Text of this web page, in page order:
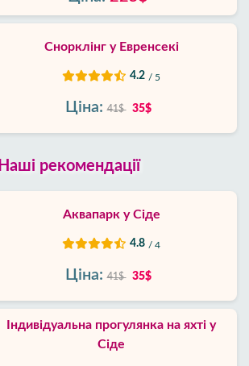
Снорклінг у Евренсекі
4.2 / 5
Ціна: 41$ 35$
Наші рекомендації
Аквапарк у Сіде
4.8 / 4
Ціна: 41$ 35$
Індивідуальна прогулянка на яхті у
Сіде